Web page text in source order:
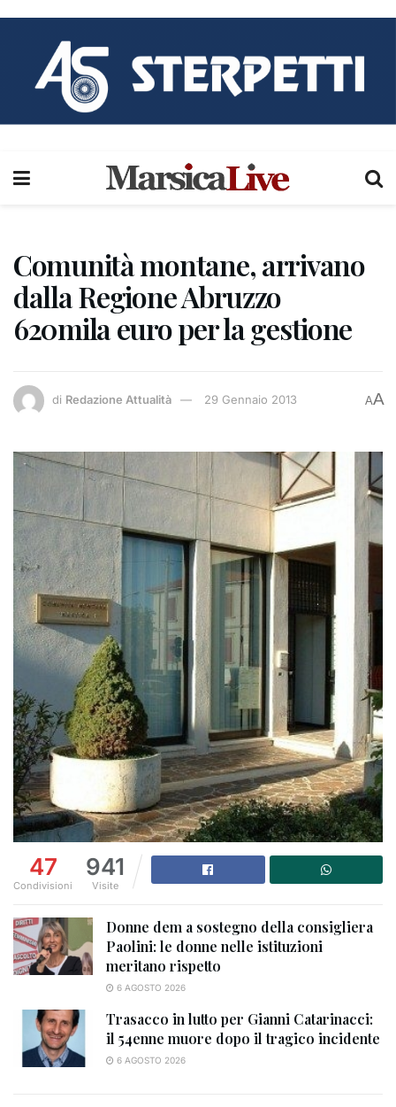
Comunità montane, arrivano
dalla Regione Abruzzo
620mila euro per la gestione
di Redazione Attualità 29 Gennaio 2013 AA
47
Condivisioni
941
Visite
Donne dem a sostegno della consigliera
Paolini: le donne nelle istituzioni
meritano rispetto
6 AGOSTO 2026
Trasacco in lutto per Gianni Catarinacci:
il 54enne muore dopo il tragico incidente
6 AGOSTO 2026